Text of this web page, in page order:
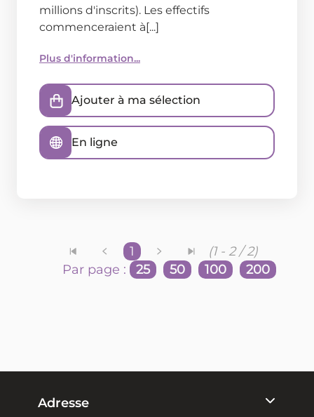
millions d'inscrits). Les effectifs
commenceraient à[...]
Plus d'information...
Ajouter à ma sélection
En ligne
1
(1 - 2 / 2)
Par page :
25 50 100 200
Adresse